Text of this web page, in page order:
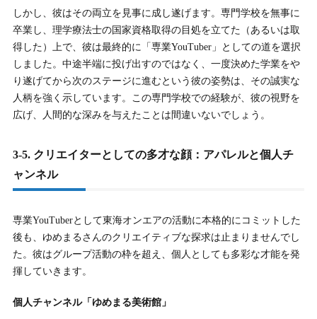
しかし、彼はその両立を見事に成し遂げます。専門学校を無事に
卒業し、理学療法士の国家資格取得の目処を立てた（あるいは取
得した）上で、彼は最終的に「専業YouTuber」としての道を選択
しました。中途半端に投げ出すのではなく、一度決めた学業をや
り遂げてから次のステージに進むという彼の姿勢は、その誠実な
人柄を強く示しています。この専門学校での経験が、彼の視野を
広げ、人間的な深みを与えたことは間違いないでしょう。
3-5. クリエイターとしての多才な顔：アパレルと個人チ
ャンネル
専業YouTuberとして東海オンエアの活動に本格的にコミットした
後も、ゆめまるさんのクリエイティブな探求は止まりませんでし
た。彼はグループ活動の枠を超え、個人としても多彩な才能を発
揮していきます。
個人チャンネル「ゆめまる美術館」